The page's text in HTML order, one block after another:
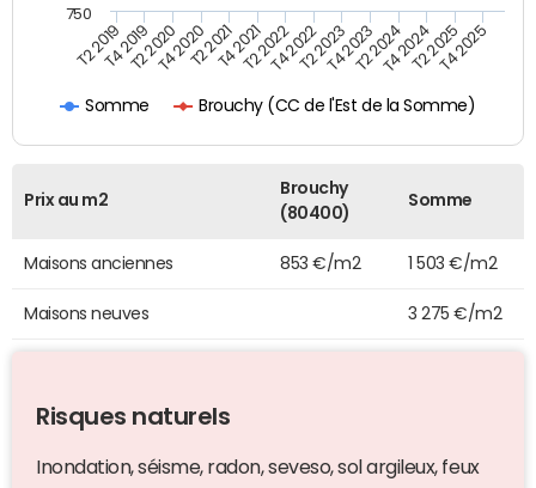
Somme Brouchy (CC de l'Est de la Somme)
T2 2019T4 2019T2 2020T4 2020T2 2021T4 2021T2 2022T4 2022T2 2023T4 2023T2 2024T4 2024T2 2025T4 2025
750
Prix au m2
Brouchy
(80400)
Somme
Maisons anciennes 853 €/m2 1 503 €/m2
Maisons neuves 3 275 €/m2
Risques naturels
Inondation, séisme, radon, seveso, sol argileux, feux